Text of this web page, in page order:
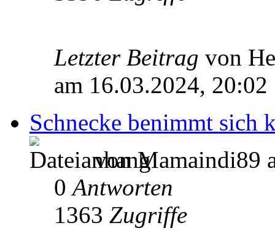
Letzter Beitrag von
am 16.03.2024, 20:02
Schnecke benimmt sich
von Mamaindi89
0Antworten
1363 Zugriffe